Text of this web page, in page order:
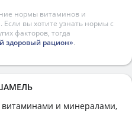
нормы витаминов и
Если вы хотите узнать нормы с
факторов, тогда
здоровый рацион».
витаминами и минералами,